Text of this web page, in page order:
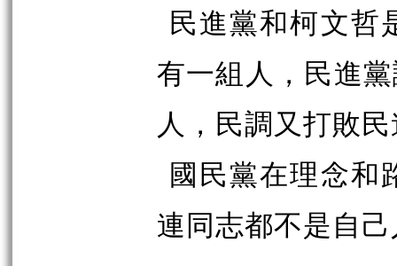
民進黨和柯文哲
有一組人，民進
人，民調又打敗
國民黨在理念和
連同志都不是自